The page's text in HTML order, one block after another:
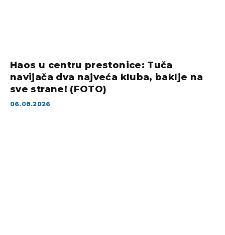
Haos u centru prestonice: Tuča
navijača dva najveća kluba, baklje na
sve strane! (FOTO)
06.08.2026